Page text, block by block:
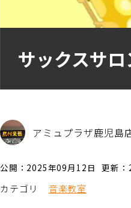
サックスサ
アミュプラザ鹿児島
公開：2025年09月12日 更新
カテゴリ 音楽教室